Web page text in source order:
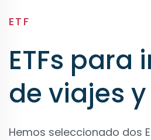
ETF
ETFs
de viajes
Hemos seleccionado dos